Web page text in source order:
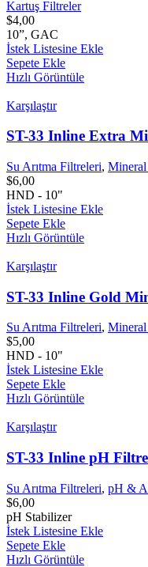
Kartuş Filtreler
$4,00
10”, GAC
İstek Listesine Ekle
Sepete Ekle
Hızlı Görüntüle
Karşılaştır
ST-33 Inline Extra
Su Arıtma Filtreleri,
$6,00
HND - 10"
İstek Listesine Ekle
Sepete Ekle
Hızlı Görüntüle
Karşılaştır
ST-33 Inline Gold
Su Arıtma Filtreleri,
$5,00
HND - 10"
İstek Listesine Ekle
Sepete Ekle
Hızlı Görüntüle
Karşılaştır
ST-33 Inline pH Filtre
Su Arıtma Filtreleri, pH &
$6,00
pH Stabilizer
İstek Listesine Ekle
Sepete Ekle
Hızlı Görüntüle